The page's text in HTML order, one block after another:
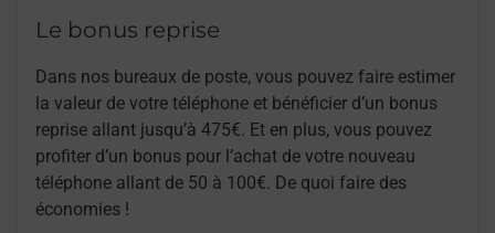
Le bonus reprise
Dans nos bureaux de poste, vous pouvez faire estimer
la valeur de votre téléphone et bénéficier d’un bonus
reprise allant jusqu’à 475€. Et en plus, vous pouvez
profiter d’un bonus pour l’achat de votre nouveau
téléphone allant de 50 à 100€. De quoi faire des
économies !